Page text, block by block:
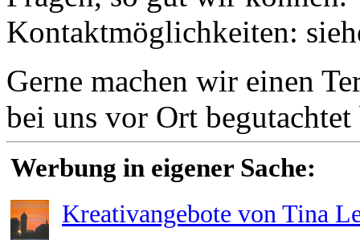
Kontaktmöglichkeiten:
Gerne machen wir einen
bei uns vor Ort
Werbung in eigener Sache:
Kreativangebote von Tina